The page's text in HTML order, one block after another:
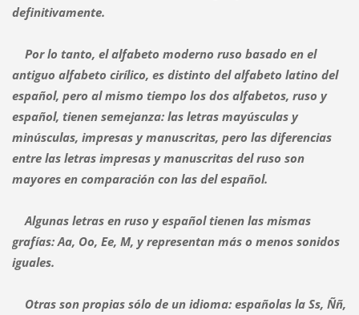
definitivamente.
Por lo tanto, el alfabeto moderno ruso basado en el
antiguo alfabeto cirílico, es distinto del alfabeto latino del
español, pero al mismo tiempo los dos alfabetos, ruso y
español, tienen semejanza: las letras mayúsculas y
minúsculas, impresas y manuscritas, pero las diferencias
entre las letras impresas y manuscritas del ruso son
mayores en comparación con las del español.
Algunas letras en ruso y español tienen las mismas
grafías: Aa, Oo, Ee, M, y representan más o menos sonidos
iguales.
Otras son propias sólo de un idioma: españolas la Ss, Ññ,